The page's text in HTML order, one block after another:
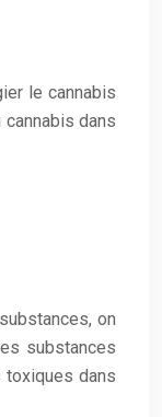
le cannabis
dans
on
substances
dans